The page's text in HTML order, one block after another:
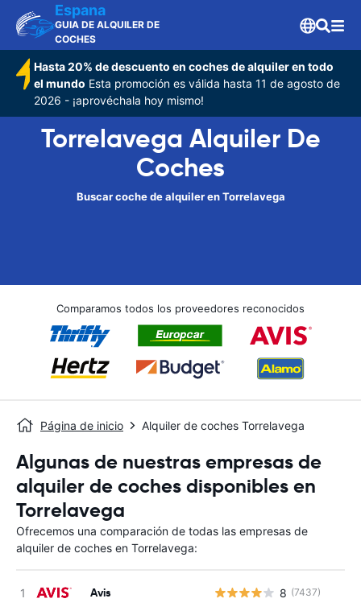
Espana
GUIA DE ALQUILER DE
COCHES
Hasta 20% de descuento en coches de alquiler en todo
el mundo Esta promoción es válida hasta 11 de agosto de
2026 - ¡aprovéchala hoy mismo!
Torrelavega Alquiler De
Coches
Buscar coche de alquiler en Torrelavega
Comparamos todos los proveedores reconocidos
Página de inicio Alquiler de coches Torrelavega
Algunas de nuestras empresas de
alquiler de coches disponibles en
Torrelavega
Ofrecemos una comparación de todas las empresas de
alquiler de coches en Torrelavega:
Avis 8 (7437)